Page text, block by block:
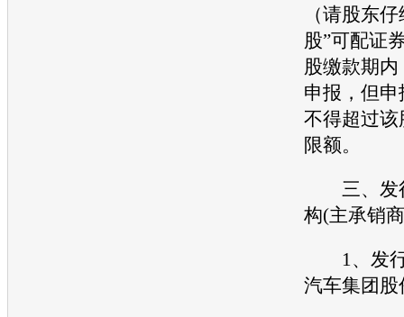
（请股东
股”可配证
股缴款期
申报，但
不得超过
限额。
三、发
构(主承销
1、发行
汽车集团